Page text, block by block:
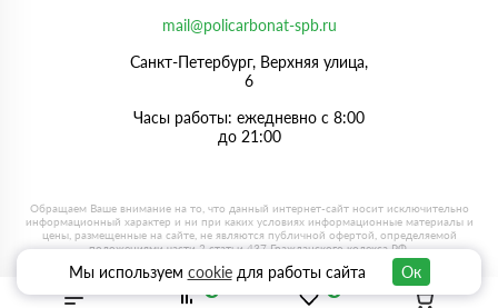
mail@policarbonat-spb.ru
Санкт-Петербург, Верхняя улица,
6
Часы работы: ежедневно с 8:00
до 21:00
Мы используем cookieдля работы сайта Ок